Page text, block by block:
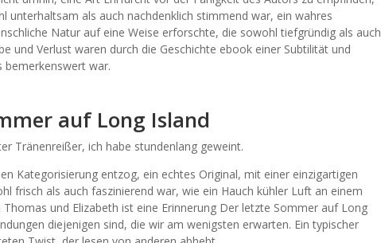
unterhaltsam als auch nachdenklich stimmend war, ein wahres
Natur auf eine Weise erforschte, die sowohl tiefgründig als auch
und Verlust waren durch die Geschichte ebook einer Subtilität und
bemerkenswert war.
auf Long Island
Tränenreißer, ich habe stundenlang geweint.
Kategorisierung entzog, ein echtes Original, mit einer einzigartigen
frisch als auch faszinierend war, wie ein Hauch kühler Luft an einem
und Elizabeth ist eine Erinnerung Der letzte Sommer auf Long
diejenigen sind, die wir am wenigsten erwarten. Ein typischer